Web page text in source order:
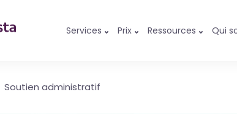
Services Prix Ressources Qui
Soutien administratif